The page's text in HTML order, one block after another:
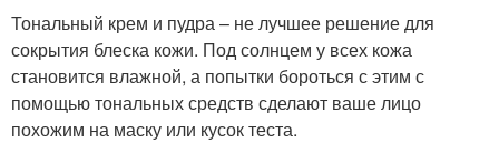
Тональный крем и пудра – не лучшее решение для
сокрытия блеска кожи. Под солнцем у всех кожа
становится влажной, а попытки бороться с этим с
помощью тональных средств сделают ваше лицо
похожим на маску или кусок теста.